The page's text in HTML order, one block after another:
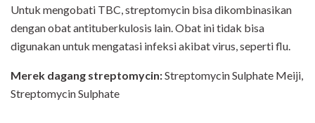
Untuk mengobati TBC, streptomycin bisa dikombinasikan
dengan obat antituberkulosis lain. Obat ini tidak bisa
digunakan untuk mengatasi infeksi akibat virus, seperti flu.
Merek dagang streptomycin:Streptomycin Sulphate Meiji,
Streptomycin Sulphate